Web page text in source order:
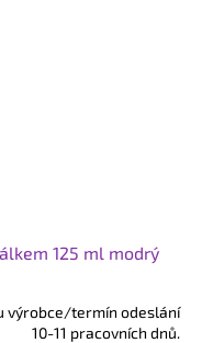
125 ml modrý
výrobce/termín odeslání
10-11 pracovních dnů.